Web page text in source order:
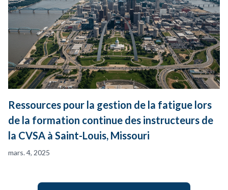
Ressources pour la gestion de la fatigue lors
de la formation continue des instructeurs de
la CVSA à Saint-Louis, Missouri
mars. 4, 2025